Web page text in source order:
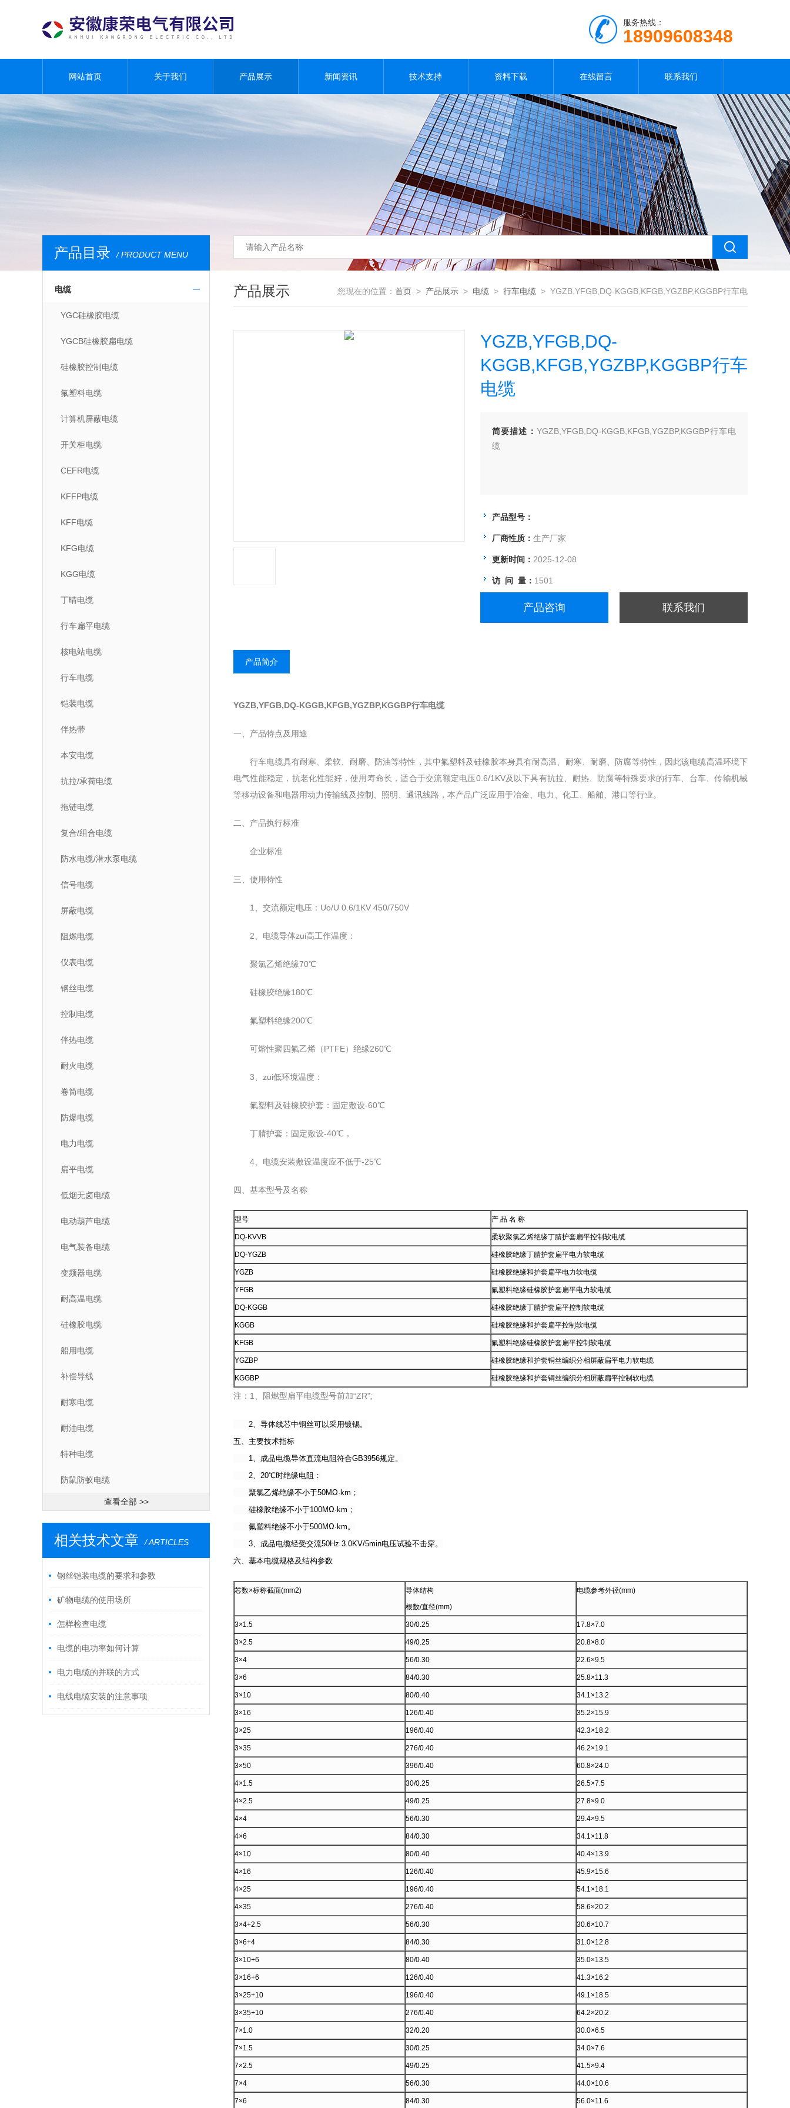
服务热线：
18909608348
网站首页 关于我们 产品展示 新闻资讯 技术支持 资料下载 在线留言 联系我们
产品目录 / PRODUCT MENU
电缆
YGC硅橡胶电缆
YGCB硅橡胶扁电缆
硅橡胶控制电缆
氟塑料电缆
计算机屏蔽电缆
开关柜电缆
CEFR电缆
KFFP电缆
KFF电缆
KFG电缆
KGG电缆
丁晴电缆
行车扁平电缆
核电站电缆
行车电缆
铠装电缆
伴热带
本安电缆
抗拉/承荷电缆
拖链电缆
复合/组合电缆
防水电缆/潜水泵电缆
信号电缆
屏蔽电缆
阻燃电缆
仪表电缆
钢丝电缆
控制电缆
伴热电缆
耐火电缆
卷筒电缆
防爆电缆
电力电缆
扁平电缆
低烟无卤电缆
电动葫芦电缆
电气装备电缆
变频器电缆
耐高温电缆
硅橡胶电缆
船用电缆
补偿导线
耐寒电缆
耐油电缆
特种电缆
防鼠防蚁电缆
查看全部 >>
相关技术文章 / ARTICLES
钢丝铠装电缆的要求和参数
矿物电缆的使用场所
怎样检查电缆
电缆的电功率如何计算
电力电缆的并联的方式
电线电缆安装的注意事项
产品展示 您现在的位置： 首页 > 产品展示 > 电缆 > 行车电缆 > YGZB,YFGB,DQ-KGGB,KFGB,YGZBP,KGGBP行车电
缆
YGZB,YFGB,DQ-
KGGB,KFGB,YGZBP,KGGBP行车
电缆
简要描述： YGZB,YFGB,DQ-KGGB,KFGB,YGZBP,KGGBP行车电
缆
产品型号：
厂商性质： 生产厂家
更新时间： 2025-12-08
访 问 量： 1501
产品咨询 联系我们
产品简介
YGZB,YFGB,DQ-KGGB,KFGB,YGZBP,KGGBP行车电缆
一、产品特点及用途
行车电缆具有耐寒、柔软、耐磨、防油等特性，其中氟塑料及硅橡胶本身具有耐高温、耐寒、耐磨、防腐等特性，因此该电缆高温环境下
电气性能稳定，抗老化性能好，使用寿命长，适合于交流额定电压0.6/1KV及以下具有抗拉、耐热、防腐等特殊要求的行车、台车、传输机械
等移动设备和电器用动力传输线及控制、照明、通讯线路，本产品广泛应用于冶金、电力、化工、船舶、港口等行业。
二、产品执行标准
企业标准
三、使用特性
1、交流额定电压：Uo/U 0.6/1KV 450/750V
2、电缆导体zui高工作温度：
聚氯乙烯绝缘70℃
硅橡胶绝缘180℃
氟塑料绝缘200℃
可熔性聚四氟乙烯（PTFE）绝缘260℃
3、zui低环境温度：
氟塑料及硅橡胶护套：固定敷设-60℃
丁腈护套：固定敷设-40℃，
4、电缆安装敷设温度应不低于-25℃
四、基本型号及名称
型号 产 品 名 称
DQ-KVVB 柔软聚氯乙烯绝缘丁腈护套扁平控制软电缆
DQ-YGZB 硅橡胶绝缘丁腈护套扁平电力软电缆
YGZB 硅橡胶绝缘和护套扁平电力软电缆
YFGB 氟塑料绝缘硅橡胶护套扁平电力软电缆
DQ-KGGB 硅橡胶绝缘丁腈护套扁平控制软电缆
KGGB 硅橡胶绝缘和护套扁平控制软电缆
KFGB 氟塑料绝缘硅橡胶护套扁平控制软电缆
YGZBP 硅橡胶绝缘和护套铜丝编织分相屏蔽扁平电力软电缆
KGGBP 硅橡胶绝缘和护套铜丝编织分相屏蔽扁平控制软电缆
注：1、阻燃型扁平电缆型号前加“ZR";
2、导体线芯中铜丝可以采用镀锡。
五、主要技术指标
1、成品电缆导体直流电阻符合GB3956规定。
2、20℃时绝缘电阻：
聚氯乙烯绝缘不小于50MΩ·km；
硅橡胶绝缘不小于100MΩ·km；
氟塑料绝缘不小于500MΩ·km。
3、成品电缆经受交流50Hz 3.0KV/5min电压试验不击穿。
六、基本电缆规格及结构参数
芯数×标称截面(mm2)
导体结构
根数/直径(mm)
电缆参考外径(mm)
3×1.5 30/0.25 17.8×7.0
3×2.5 49/0.25 20.8×8.0
3×4 56/0.30 22.6×9.5
3×6 84/0.30 25.8×11.3
3×10 80/0.40 34.1×13.2
3×16 126/0.40 35.2×15.9
3×25 196/0.40 42.3×18.2
3×35 276/0.40 46.2×19.1
3×50 396/0.40 60.8×24.0
4×1.5 30/0.25 26.5×7.5
4×2.5 49/0.25 27.8×9.0
4×4 56/0.30 29.4×9.5
4×6 84/0.30 34.1×11.8
4×10 80/0.40 40.4×13.9
4×16 126/0.40 45.9×15.6
4×25 196/0.40 54.1×18.1
4×35 276/0.40 58.6×20.2
3×4+2.5 56/0.30 30.6×10.7
3×6+4 84/0.30 31.0×12.8
3×10+6 80/0.40 35.0×13.5
3×16+6 126/0.40 41.3×16.2
3×25+10 196/0.40 49.1×18.5
3×35+10 276/0.40 64.2×20.2
7×1.0 32/0.20 30.0×6.5
7×1.5 30/0.25 34.0×7.6
7×2.5 49/0.25 41.5×9.4
7×4 56/0.30 44.0×10.6
7×6 84/0.30 56.0×11.6